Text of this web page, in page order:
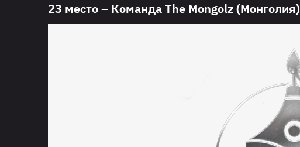
23 место – Команда The Mongolz (Монголия)